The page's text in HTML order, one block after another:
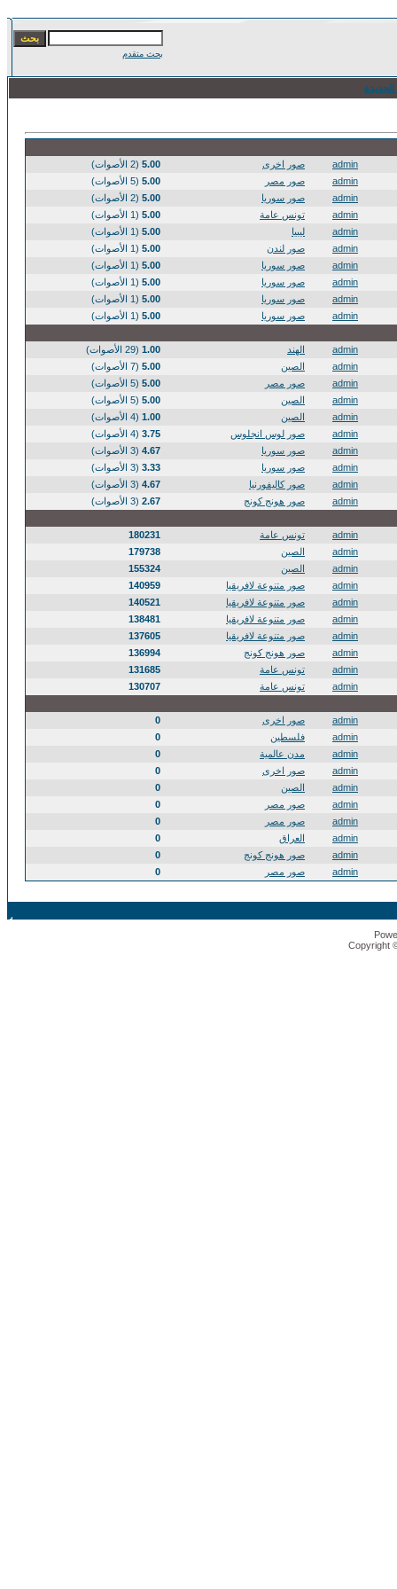
بحث متقدم
admin صور اخرى 5.00 (2 الأصوات)
admin
صور مصر 5.00 (5 الأصوات)
admin
صور سوريا 5.00 (2 الأصوات)
admin
تونس عامة 5.00 (1 الأصوات)
admin
ليبيا 5.00 (1 الأصوات)
admin
صور لندن 5.00 (1 الأصوات)
admin
صور سوريا 5.00 (1 الأصوات)
admin
صور سوريا 5.00 (1 الأصوات)
admin
صور سوريا 5.00 (1 الأصوات)
admin
صور سوريا 5.00 (1 الأصوات)
admin الهند 1.00 (29 الأصوات)
admin
الصين 5.00 (7 الأصوات)
admin
صور مصر 5.00 (5 الأصوات)
admin
الصين 5.00 (5 الأصوات)
admin
الصين 1.00 (4 الأصوات)
admin
صور لوس انجلوس 3.75 (4 الأصوات)
admin
صور سوريا 4.67 (3 الأصوات)
admin
صور سوريا 3.33 (3 الأصوات)
admin
صور كاليفورنيا 4.67 (3 الأصوات)
admin
صور هونج كونج 2.67 (3 الأصوات)
admin تونس عامة
180231
admin
الصين
179738
admin
الصين
155324
admin
صور متنوعة لافريقيا
140959
admin
صور متنوعة لافريقيا
140521
admin
صور متنوعة لافريقيا
138481
admin
صور متنوعة لافريقيا
137605
admin
صور هونج كونج
136994
admin
تونس عامة
131685
admin
تونس عامة 130707
admin صور اخرى
0
admin
فلسطين
0
admin
مدن عالمية
0
admin
صور اخرى
0
admin
الصين
0
admin
صور مصر
0
admin
صور مصر
0
admin
العراق
0
admin
صور هونج كونج
0
admin
صور مصر 0
Copyright